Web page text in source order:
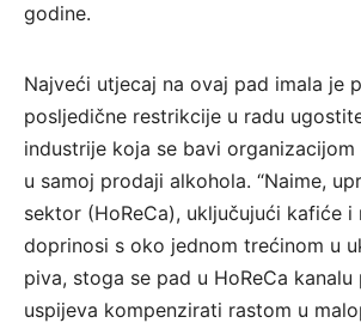
godine.
Najveći utjecaj na ovaj pad imala je
posljedične restrikcije u radu
industrije koja se bavi
u samoj prodaji alkohola. “Naime,
sektor (HoReCa), uključujući kafiće i
doprinosi s oko jednom trećinom u
piva, stoga se pad u HoReCa kanalu
uspijeva kompenzirati rastom u